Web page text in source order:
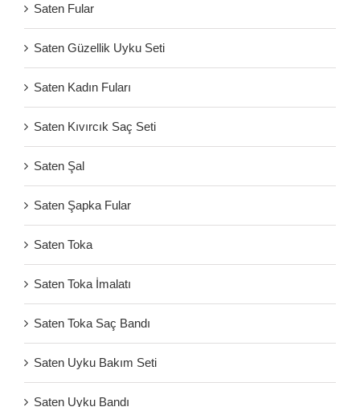
Saten Fular
Saten Güzellik Uyku Seti
Saten Kadın Fuları
Saten Kıvırcık Saç Seti
Saten Şal
Saten Şapka Fular
Saten Toka
Saten Toka İmalatı
Saten Toka Saç Bandı
Saten Uyku Bakım Seti
Saten Uyku Bandı